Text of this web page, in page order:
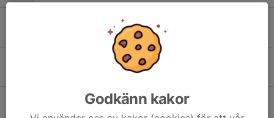
EBcup 19 april Tunahallen
EB cup söndag 12 april Tunahallen
Ingen träning under påsklovet
28 mar, 10:44
Godkänn kakor